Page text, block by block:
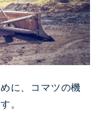
に、コマツの機
。